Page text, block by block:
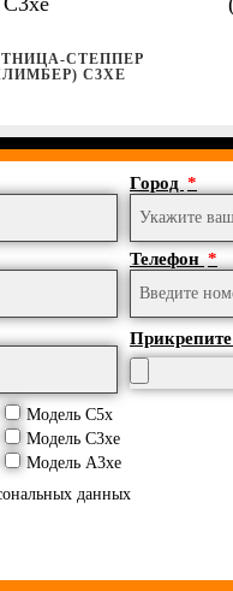
СТЕППЕР
C3XE
Город
Телефон
Модель C5x
Модель C3xe
Модель A3xe
данных